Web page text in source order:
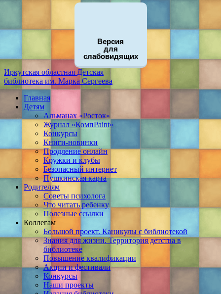
Версия
для
слабовидящих
Иркутская областная Детская
библиотека им. Марка Сергеева
Главная
Детям
Альманах «Росток»
Журнал «КомпPaint»
Конкурсы
Книги-новинки
Продление онлайн
Кружки и клубы
Безопасный интернет
Пушкинская карта
Родителям
Советы психолога
Что читать ребенку
Полезные ссылки
Коллегам
Большой проект. Каникулы с библиотекой
Знания для жизни. Территория детства в
библиотеке
Повышение квалификации
Акции и фестивали
Конкурсы
Наши проекты